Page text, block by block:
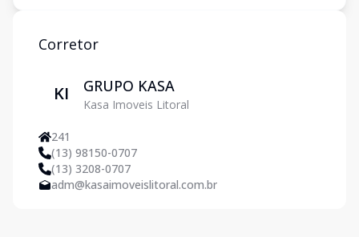
Corretor
KI GRUPO KASA
Kasa Imoveis Litoral
241
(13) 98150-0707
(13) 3208-0707
adm@kasaimoveislitoral.com.br